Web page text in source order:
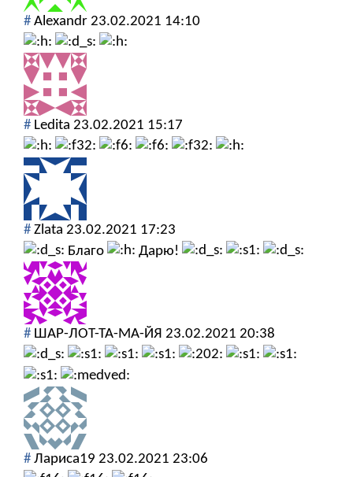
# Alexandr 23.02.2021 14:10
# Ledita 23.02.2021 15:17
# Zlata 23.02.2021 17:23
Благо
Дарю!
# ШАР-ЛОТ-ТА-МА-ЙЯ 23.02.2021 20:38
# Лариса19 23.02.2021 23:06